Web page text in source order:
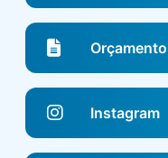
Orçamento
Instagram